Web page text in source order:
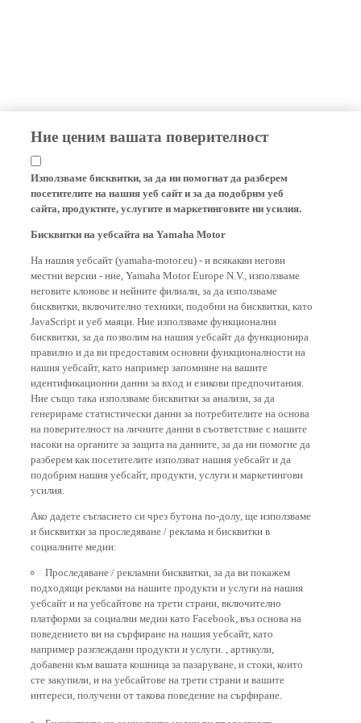
Ние ценим вашата поверителност
Използваме бисквитки, за да ни помогнат да разберем
посетителите на нашия уеб сайт и за да подобрим уеб
сайта, продуктите, услугите и маркетинговите ни усилия.
местни версии - ние, Yamaha Motor Europe N.V., използваме
неговите клонове и нейните филиали, за да използваме
бисквитки, включително техники, подобни на бисквитки, като
JavaScript и уеб маяци. Ние използваме функционални
бисквитки, за да позволим на нашия уебсайт да функционира
правилно и да ви предоставим основни функционалности на
нашия уебсайт, като например запомняне на вашите
идентификационни данни за вход и езикови предпочитания.
Ние също така използваме бисквитки за анализи, за да
генерираме статистически данни за потребителите на основа
на поверителност на личните данни в съответствие с нашите
насоки на органите за защита на данните, за да ни помогне да
разберем как посетителите използват нашия уебсайт и да
подобрим нашия уебсайт, продукти, услуги и маркетингови
усилия.
и бисквитки за проследяване / реклама и бисквитки в
социалните медии:
подходящи реклами на нашите продукти и услуги на нашия
уебсайт и на уебсайтове на трети страни, включително
платформи за социални медии като Facebook, въз основа на
поведението ви на сърфиране на нашия уебсайт, като
например разглеждани продукти и услуги. , артикули,
добавени към вашата кошница за пазаруване, и стоки, които
сте закупили, и на уебсайтове на трети страни и вашите
интереси, получени от такова поведение на сърфиране.